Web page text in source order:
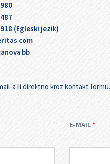
(Egleski jezik)
bb
a ili direktno kroz kontakt formu.
E-MAIL